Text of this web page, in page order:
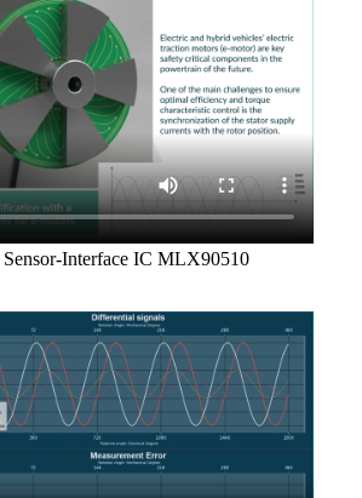
Interface IC MLX90510